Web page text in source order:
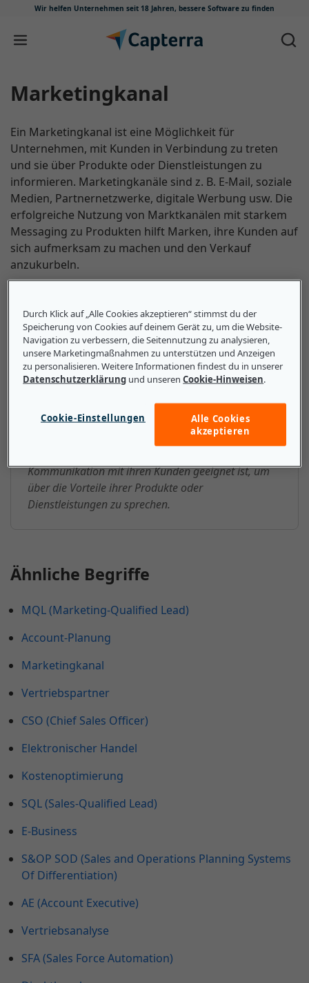
Wir helfen Unternehmen seit 18 Jahren, bessere Software zu finden
Zum Inhalt springen
Marketingkanal
Ein Marketingkanal ist eine Möglichkeit für
Unternehmen, mit Kunden in Verbindung zu treten
und sie über Produkte oder Dienstleistungen zu
informieren. Marketingkanäle sind z. B. E-Mail, soziale
Medien, Partnernetzwerke, digitale Werbung usw. Die
erfolgreiche Nutzung von Marktkanälen mit starkem
Messaging zu Produkten hilft Marken, ihre Kunden auf
sich aufmerksam zu machen und den Verkauf
anzukurbeln.
Das sollten kleine und mittlere
Unternehmen über
Marketingkanal wissen
Die Kommunikation über Marketingkanäle ist selbst
für das kleinste Unternehmen unverzichtbar. KMU
müssen entscheiden, welcher Kanal oder welche
Kommunikation mit ihren Kunden geeignet ist, um
über die Vorteile ihrer Produkte oder
Dienstleistungen zu sprechen.
Ähnliche Begriffe
MQL (Marketing-Qualified Lead)
Account-Planung
Marketingkanal
Vertriebspartner
CSO (Chief Sales Officer)
Elektronischer Handel
Kostenoptimierung
SQL (Sales-Qualified Lead)
E-Business
S&OP SOD (Sales and Operations Planning Systems
Of Differentiation)
AE (Account Executive)
Vertriebsanalyse
SFA (Sales Force Automation)
Durch Klick auf „Alle Cookies akzeptieren“ stimmst du der
Speicherung von Cookies auf deinem Gerät zu, um die Website-
Navigation zu verbessern, die Seitennutzung zu analysieren,
unsere Marketingmaßnahmen zu unterstützen und Anzeigen
zu personalisieren. Weitere Informationen findest du in unserer
Datenschutzerklärung und unserenCookie-Hinweisen.
Cookie-Einstellungen
Alle Cookies
akzeptieren